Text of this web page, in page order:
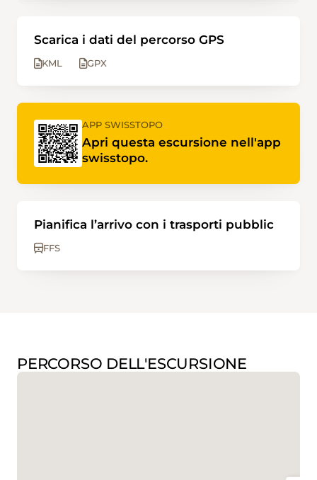
Scarica i dati del percorso GPS
KML GPX
APP SWISSTOPO
Apri questa escursione nell'app
swisstopo.
Pianifica l’arrivo con i trasporti pubblic
FFS
PERCORSO DELL'ESCURSIONE